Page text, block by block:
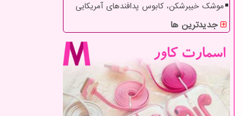
موشک خیبرشکن، کابوس پدافندهای آمریکایی
جدیدترین ها